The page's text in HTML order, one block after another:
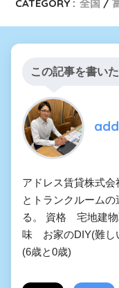
CATEGORY : 全国
この記事を書い
アドレス賃貸株式
とトランクルーム
る。 資格 宅地建物
味 お家のDIY(難し
(6歳と0歳)